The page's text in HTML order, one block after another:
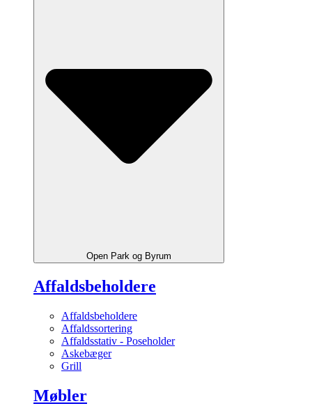
Open Park og Byrum
Affaldsbeholdere
Affaldsbeholdere
Affaldssortering
Affaldsstativ - Poseholder
Askebæger
Grill
Møbler